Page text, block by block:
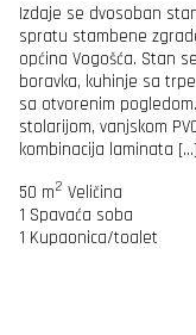
Izdaje se dvosoban
spratu stambene
općina Vogošća. Stan
boravka, kuhinje sa
sa otvorenim
stolarijom, vanjskom
kombinacija laminata […]
50 m2 Veličina
1 Spavaća soba
1 Kupaonica/toalet